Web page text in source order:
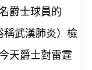
爵士球員的
稱武漢肺炎）檢
天爵士對雷霆